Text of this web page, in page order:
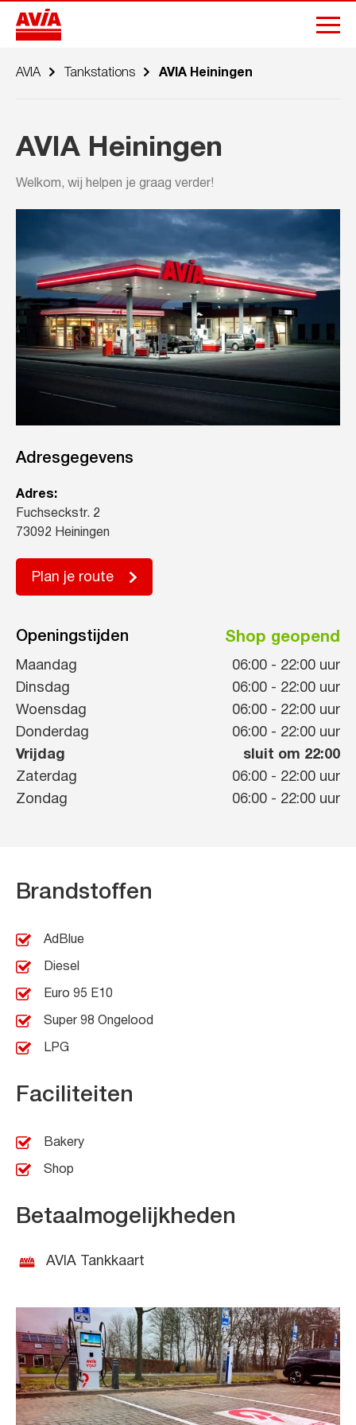
AVIA Tankstations AVIA Heiningen
AVIA Heiningen
Welkom, wij helpen je graag verder!
Adresgegevens
Adres:
Fuchseckstr. 2
73092 Heiningen
Plan je route
Openingstijden Shop geopend
Maandag 06:00 - 22:00 uur
Dinsdag
06:00 - 22:00 uur
Woensdag
06:00 - 22:00 uur
Donderdag
06:00 - 22:00 uur
Vrijdag
sluit om 22:00
Zaterdag
06:00 - 22:00 uur
Zondag
06:00 - 22:00 uur
Brandstoffen
AdBlue
Diesel
Euro 95 E10
Super 98 Ongelood
LPG
Faciliteiten
Bakery
Shop
Betaalmogelijkheden
AVIA Tankkaart